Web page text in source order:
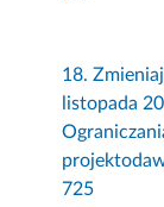
18.
listopada
725